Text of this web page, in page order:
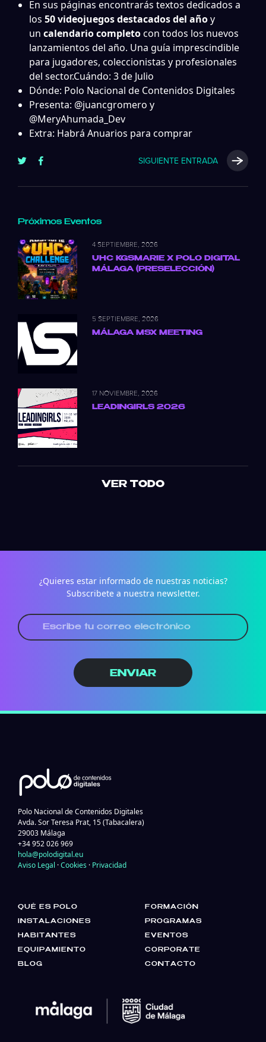
En sus páginas encontrarás textos dedicados a
los50 videojuegos destacados del añoy
uncalendario completocon todos los nuevos
lanzamientos del año. Una guía imprescindible
para jugadores, coleccionistas y profesionales
del sector.Cuándo: 3 de Julio
Dónde: Polo Nacional de Contenidos Digitales
Presenta: @juancgromeroy
@MeryAhumada_Dev
Extra: Habrá Anuarios para comprar
SIGUIENTE ENTRADA
Próximos Eventos
4 SEPTIEMBRE, 2026
UHC KGSMARIE X POLO DIGITAL
MÁLAGA (PRESELECCIÓN)
5 SEPTIEMBRE, 2026
MÁLAGA MSX MEETING
17 NOVIEMBRE, 2026
LEADINGIRLS 2026
VER TODO
¿Quieres estar informado de nuestras noticias?
Subscribete a nuestra newsletter.
ENVIAR
Polo Nacional de Contenidos Digitales
Avda. Sor Teresa Prat, 15 (Tabacalera)
29003 Málaga
+34 952 026 969
hola@polodigital.eu
Aviso Legal ·Cookies · Privacidad
QUÉ ES POLO
INSTALACIONES
HABITANTES
EQUIPAMIENTO
BLOG
FORMACIÓN
PROGRAMAS
EVENTOS
CORPORATE
CONTACTO